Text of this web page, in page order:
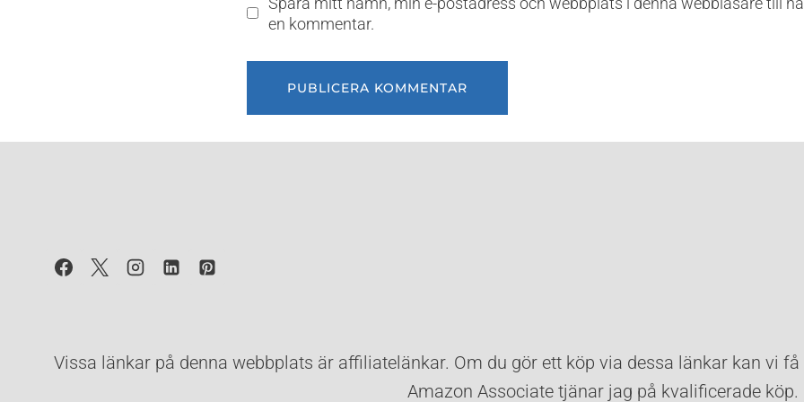
en kommentar.
Vissa länkar på denna webbplats är affiliatelänkar. Om du gör ett köp via dessa länkar kan vi
Amazon Associate tjänar jag på kvalificerade köp.